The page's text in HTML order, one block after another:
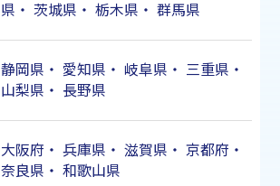
県 ・ 茨城県 ・ 栃木県 ・ 群馬県
静岡県 ・ 愛知県 ・ 岐阜県 ・ 三重県 ・
山梨県 ・ 長野県
大阪府 ・ 兵庫県 ・ 滋賀県 ・ 京都府 ・
奈良県 ・ 和歌山県